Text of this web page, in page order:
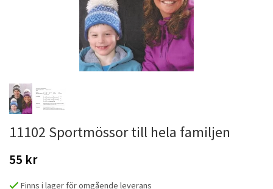
11102 Sportmössor till hela familjen
55 kr
Finns i lager för omgående leverans